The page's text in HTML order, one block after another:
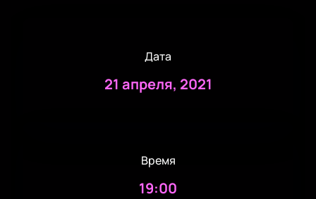
Дата
21 апреля, 2021
Время
19:00